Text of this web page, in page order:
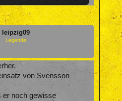
leipzig09
Legende
von Svensson
er noch gewisse